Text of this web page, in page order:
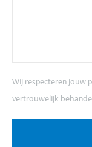
Wij respecteren jouw
vertrouwelijk